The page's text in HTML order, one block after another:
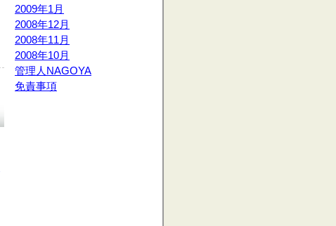
2009年1月
2008年12月
2008年11月
2008年10月
管理人NAGOYA
免責事項